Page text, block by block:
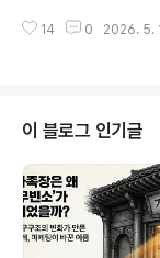
국에서 Lift & Deepen을
배기. 유휴 부지에 태양광
그것도 행정지도 수준의
있는 조항들이다. 하나씩
지에 뭔가를 설치하려면
통과해야 한다. 이 법의
는 시설물을 아주 구체적
석 하나, 그 밖의 석물(..
14 0 2026. 5.
이 블로그 인기글